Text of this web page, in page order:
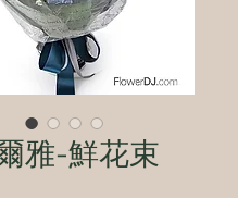
雅-鮮花束